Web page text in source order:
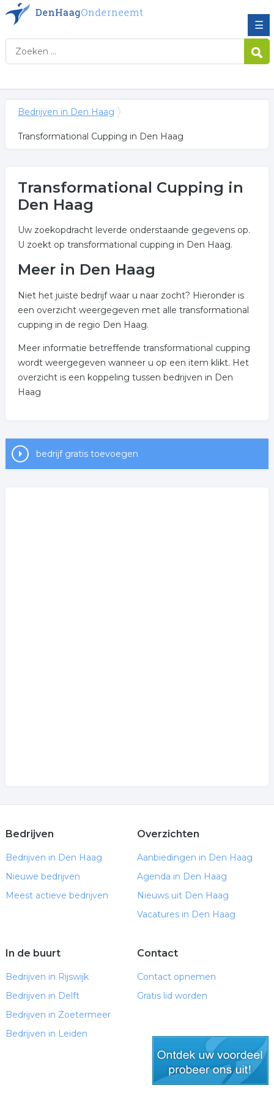
☰
Bedrijven in Den Haag
Transformational Cupping in Den Haag
Transformational Cupping in
Den Haag
Uw zoekopdracht leverde onderstaande gegevens op.
U zoekt op transformational cupping in Den Haag.
Meer in Den Haag
Niet het juiste bedrijf waar u naar zocht? Hieronder is
een overzicht weergegeven met alle transformational
cupping in de regio Den Haag.
Meer informatie betreffende transformational cupping
wordt weergegeven wanneer u op een item klikt. Het
overzicht is een koppeling tussen bedrijven in Den
Haag
bedrijf gratis toevoegen
Bedrijven
Bedrijven in Den Haag
Nieuwe bedrijven
Meest actieve bedrijven
Overzichten
Aanbiedingen in Den Haag
Agenda in Den Haag
Nieuws uit Den Haag
Vacatures in Den Haag
In de buurt
Bedrijven in Rijswijk
Bedrijven in Delft
Bedrijven in Zoetermeer
Bedrijven in Leiden
Contact
Contact opnemen
Gratis lid worden